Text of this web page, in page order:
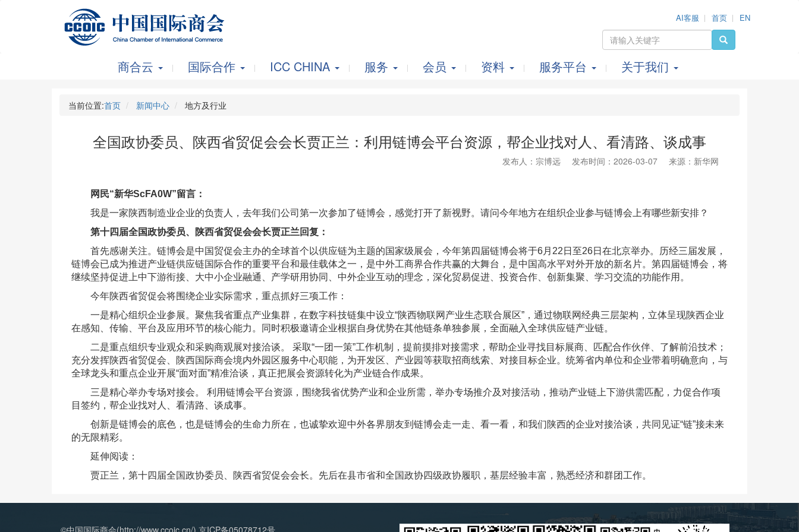
AI客服 首页 EN
商合云 国际合作 ICC CHINA 服务 会员 资料 服务平台 关于我们
当前位置:首页 新闻中心 地方及行业
全国政协委员、陕西省贸促会会长贾正兰：利用链博会平台资源，帮企业找对人、看清路、谈成事
发布人：宗博远 发布时间：2026-03-07 来源：新华网
网民“新华ScFA0W”留言：
我是一家陕西制造业企业的负责人，去年我们公司第一次参加了链博会 ，感觉打开了新视野。请问今年地方在组织企业参与链博会上有哪些新安排？
第十四届全国政协委员、陕西省贸促会会长贾正兰回复：
首先感谢关注。链博会是中国贸促会主办的全球首个以供应链为主题的国家级展会，今年第四届链博会将于6月22日至26日在北京举办。历经三届发展，
链博会已成为推进产业链供应链国际合作的重要平台和最佳载体之一，是中外工商界合作共赢的大舞台，是中国高水平对外开放的新名片。第四届链博会，将
继续坚持促进上中下游衔接、大中小企业融通、产学研用协同、中外企业互动的理念，深化贸易促进、投资合作、创新集聚、学习交流的功能作用。
今年陕西省贸促会将围绕企业实际需求，重点抓好三项工作：
一是精心组织企业参展。聚焦我省重点产业集群，在数字科技链集中设立“陕西物联网产业生态联合展区”，通过物联网经典三层架构 ，立体呈现陕西企业
在感知、传输、平台及应用环节的核心能力。同时积极邀请企业根据自身优势在其他链条单独参展，全面融入全球供应链产业链。
二是重点组织专业观众和采购商观展对接洽谈。 采取“一团一策”工作机制，提前摸排对接需求，帮助企业寻找目标展商、匹配合作伙伴、了解前沿技术；
充分发挥陕西省贸促会、陕西国际商会境内外园区服务中心职能，为开发区、产业园等获取招商线索、对接目标企业。统筹省内单位和企业带着明确意向，与
全球龙头和重点企业开展“面对面”精准洽谈，真正把展会资源转化为产业链合作成果。
三是精心举办专场对接会。 利用链博会平台资源，围绕我省优势产业和企业所需，举办专场推介及对接活动，推动产业链上下游供需匹配，力促合作项
目签约，帮企业找对人、看清路、谈成事。
创新是链博会的底色，也是链博会的生命力所在，也诚挚欢迎中外各界朋友到链博会走一走、看一看，和我们陕西的企业对接洽谈，共同见证“链”接未来
的无限精彩。
延伸阅读：
贾正兰，第十四届全国政协委员、陕西省贸促会会长。先后在县市省和全国政协四级政协履职，基层经验丰富，熟悉经济和群团工作。
©中国国际商会(http://www.ccoic.cn/) 京ICP备05078712号